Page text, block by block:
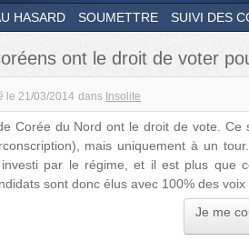
HASARD SOUMETTRE SUIVI DES
ont le droit de voter
le 21/03/2014 dans Insolite
Corée du Nord ont le droit de vote. Ce
mais uniquement à un
par le régime, et il est plus que
sont donc élus avec 100% des voix
Je me